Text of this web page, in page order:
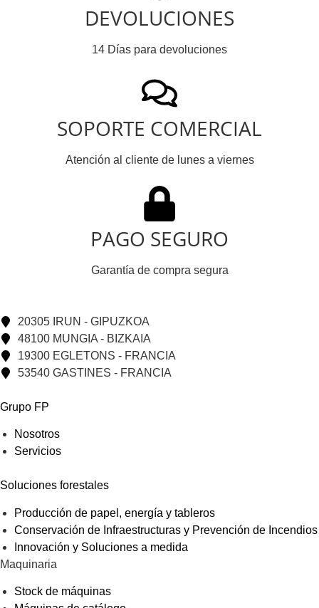
DEVOLUCIONES
14 Días para devoluciones
SOPORTE COMERCIAL
Atención al cliente de lunes a viernes
PAGO SEGURO
Garantía de compra segura
20305 IRUN - GIPUZKOA
48100 MUNGIA - BIZKAIA
19300 EGLETONS - FRANCIA
53540 GASTINES - FRANCIA
Grupo FP
Nosotros
Servicios
Soluciones forestales
Producción de papel, energía y tableros
Conservación de Infraestructuras y Prevención de Incendios
Innovación y Soluciones a medida
Maquinaria
Stock de máquinas